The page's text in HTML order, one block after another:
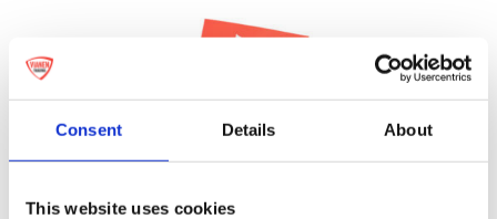
Consent Details About
This website uses cookies